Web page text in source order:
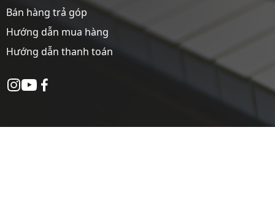
Bán hàng trả góp
Hướng dẫn mua hàng
Hướng dẫn thanh toán